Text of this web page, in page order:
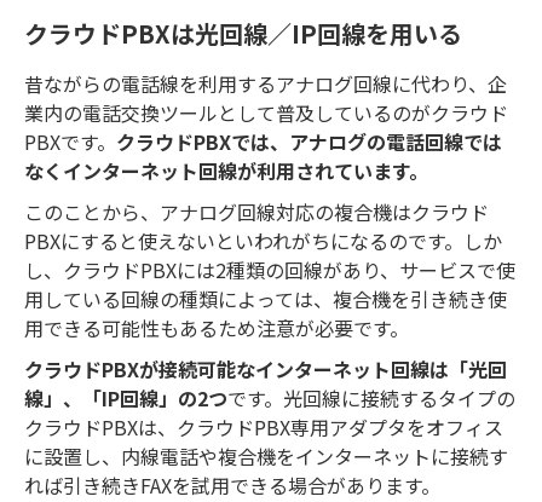
クラウドPBXは光回線／IP回線を用いる
昔ながらの電話線を利用するアナログ回線に代わり、企
業内の電話交換ツールとして普及しているのがクラウド
PBXです。 クラウドPBXでは、アナログの電話回線では
なくインターネット回線が利用されています。
このことから、アナログ回線対応の複合機はクラウド
PBXにすると使えないといわれがちになるのです。しか
し、クラウドPBXには2種類の回線があり、サービスで使
用している回線の種類によっては、複合機を引き続き使
用できる可能性もあるため注意が必要です。
クラウドPBXが接続可能なインターネット回線は「光回
線」、「IP回線」の2つです。光回線に接続するタイプの
クラウドPBXは、クラウドPBX専用アダプタをオフィス
に設置し、内線電話や複合機をインターネットに接続す
れば引き続きFAXを試用できる場合があります。